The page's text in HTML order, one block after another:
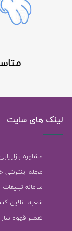
لینک های سایت
مشاوره
مجله
سامانه
شعبه آنلاین
تعمیر قهوه